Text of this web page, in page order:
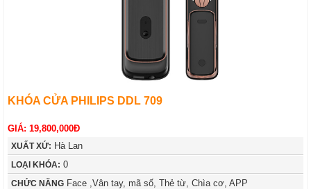
KHÓA CỬA PHILIPS DDL 709
GIÁ: 19,800,000Đ
XUẤT XỨ: Hà Lan
LOẠI KHÓA: 0
CHỨC NĂNG Face ,Vân tay, mã số, Thẻ từ, Chìa cơ, APP